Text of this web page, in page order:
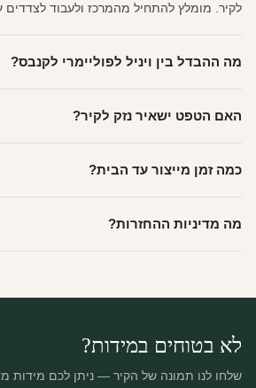
לקיר. מומלץ להתחיל מהמרכז ולעבוד לצדדים
מה ההבדל בין ויניל לפוליימרי לקנבס?
פרמיום. קנבס — בד אמנותי יוקרתי, מט.
האם הטפט ישאיר נזק לקיר?
מתאים לקיר מטויח, גבס, קרמיקה וזכוכית.
כמה זמן מייצור עד הבית?
יוצאות באותו יום.
מה מדיניות ההחזרות?
לא בטוחים במידות?
שלחו לנו תמונה של הקיר — ניתן לכם מידות